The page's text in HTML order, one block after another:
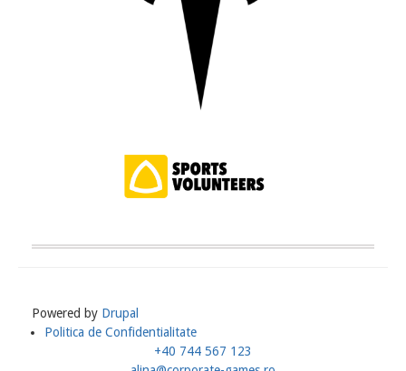
Powered by Drupal
Politica de Confidentialitate
+40 744 567 123